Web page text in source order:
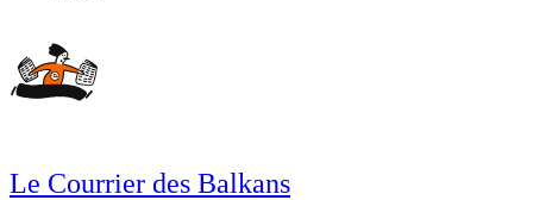
Le Courrier des Balkans